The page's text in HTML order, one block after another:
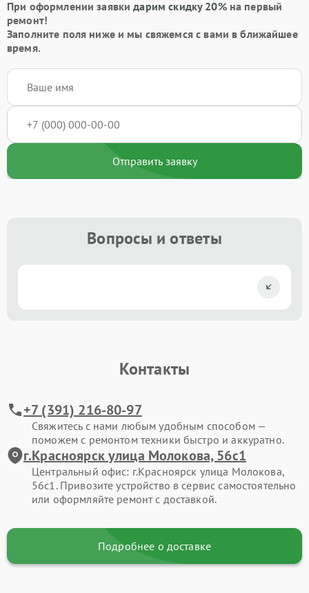
При оформлении заявкидарим скидку 20%на первый
ремонт!
Заполните поля ниже и мы свяжемся с вами в ближайшее
время.
Отправить заявку
Вопросы и ответы
Контакты
+7 (391) 216-80-97
Свяжитесь с нами любым удобным способом —
поможем с ремонтом техники быстро и аккуратно.
г.Красноярск улица Молокова, 56с1
Центральный офис: г.Красноярск улица Молокова,
56с1. Привозите устройство в сервис самостоятельно
или оформляйте ремонт с доставкой.
Подробнее о доставке